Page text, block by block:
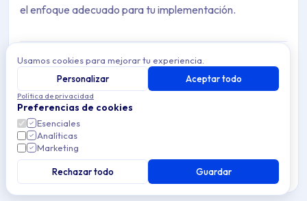
el enfoque adecuado para tu implementación.
Archive Contents: Inscripción de
This collection contains 4 articles across 1 sections:
Topics covered: Inscripción manual, Inscripción con
Inscripción manual
Inscribe dispositivos Android en Applivery MDM
mediante código QR o alfanumérico. Ideal para flotas
pequeñas o configuraciones puntuales sin Zero-Touch.
Usamos cookies para mejorar tu experiencia.
Personalizar
Aceptar todo
Política de privacidad
Preferencias de cookies
Esenciales
Analíticas
Marketing
Rechazar todo Guardar